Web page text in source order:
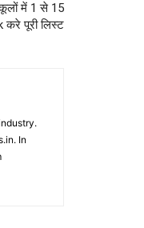
में 1 से 15
करे पूरी लिस्ट
In